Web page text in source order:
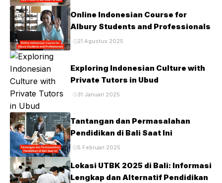
Online Indonesian Course for
Albury Students and Professionals
21 Agustus 2025
Exploring Indonesian Culture with
Private Tutors in Ubud
31 Januari 2025
Tantangan dan Permasalahan
Pendidikan di Bali Saat Ini
5 Februari 2025
Lokasi UTBK 2025 di Bali: Informasi
Lengkap dan Alternatif Pendidikan